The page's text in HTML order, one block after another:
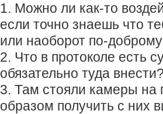
1. Можно ли как-то
если точно знаешь что
или наоборот по-
2. Что в протоколе есть
обязательно туда
3. Там стояли камеры на
образом получить с них